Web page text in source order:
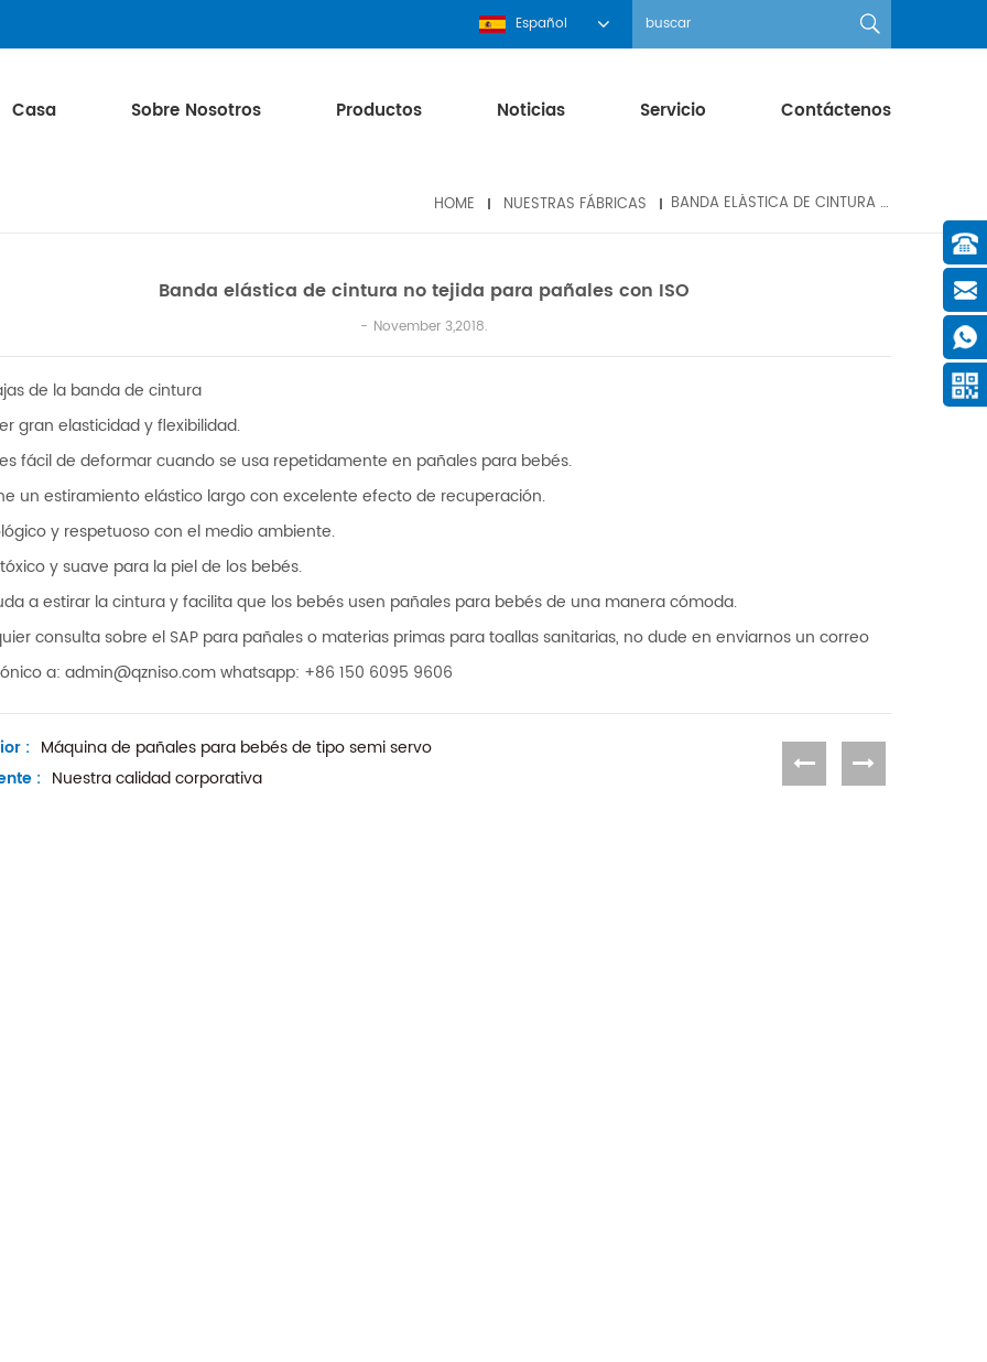
Español
Casa Sobre Nosotros Productos Noticias Servicio Contáctenos
HOME NUESTRAS FÁBRICAS BANDA ELÁSTICA DE CINTURA NO TEJIDA PARA PAÑALES CON ISO
Banda elástica de cintura no tejida para pañales con ISO
November 3,2018.
de la banda de cintura
gran elasticidad y flexibilidad.
fácil de deformar cuando se usa repetidamente en pañales para bebés.
un estiramiento elástico largo con excelente efecto de recuperación.
y respetuoso con el medio ambiente.
y suave para la piel de los bebés.
a estirar la cintura y facilita que los bebés usen pañales para bebés de una manera cómoda.
consulta sobre el SAP para pañales o materias primas para toallas sanitarias, no dude en enviarnos un correo
a: admin@qzniso.com whatsapp: +86 150 6095 9606
: Máquina de pañales para bebés de tipo semi servo
: Nuestra calidad corporativa